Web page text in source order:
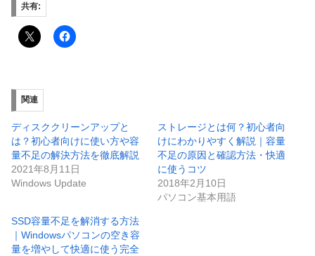
共有:
関連
ディスククリーンアップと
は？初心者向けに使い方や容
量不足の解決方法を徹底解説
2021年8月11日
Windows Update
ストレージとは何？初心者向
けにわかりやすく解説｜容量
不足の原因と確認方法・快適
に使うコツ
2018年2月10日
パソコン基本用語
SSD容量不足を解消する方法
｜Windowsパソコンの空き容
量を増やして快適に使う完全